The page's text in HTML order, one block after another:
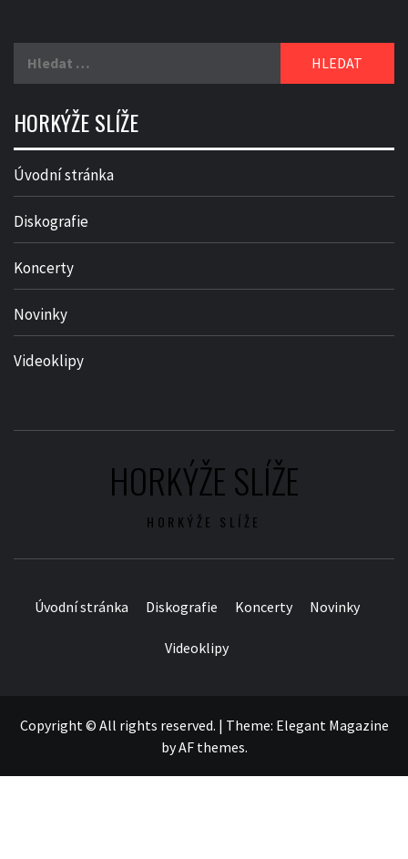
HORKÝŽE SLÍŽE
Úvodní stránka
Diskografie
Koncerty
Novinky
Videoklipy
HORKÝŽE SLÍŽE
HORKÝŽE SLÍŽE
Úvodní stránka Diskografie Koncerty Novinky
Videoklipy
Copyright © All rights reserved. | Theme: Elegant Magazine
byAF themes.